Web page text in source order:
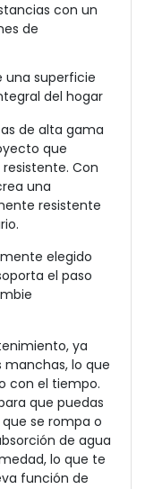
con un
de
una superficie
del hogar
de alta gama
que
Con
una
resistente
elegido
el paso
ya
manchas, lo que
con el tiempo.
que puedas
se rompa o
de agua
lo que te
función de